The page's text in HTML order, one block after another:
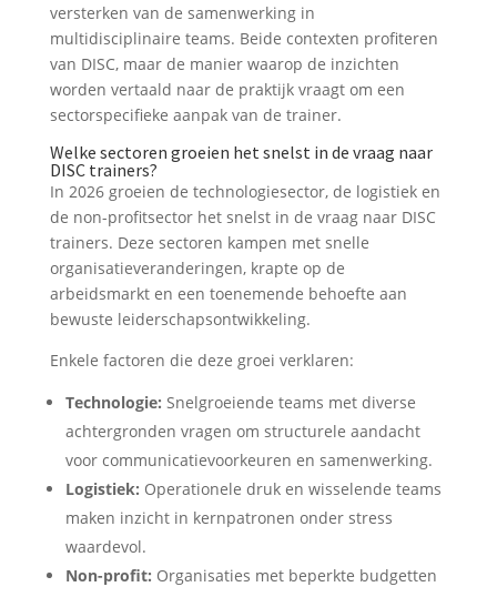
versterken van de samenwerking in
multidisciplinaire teams. Beide contexten profiteren
van DISC, maar de manier waarop de inzichten
worden vertaald naar de praktijk vraagt om een
sectorspecifieke aanpak van de trainer.
Welke sectoren groeien het snelst in de vraag naar
DISC trainers?
In 2026 groeien de technologiesector, de logistiek en
de non-profitsector het snelst in de vraag naar DISC
trainers. Deze sectoren kampen met snelle
organisatieveranderingen, krapte op de
arbeidsmarkt en een toenemende behoefte aan
bewuste leiderschapsontwikkeling.
Enkele factoren die deze groei verklaren:
Technologie: Snelgroeiende teams met diverse
achtergronden vragen om structurele aandacht
voor communicatievoorkeuren en samenwerking.
Logistiek: Operationele druk en wisselende teams
maken inzicht in kernpatronen onder stress
waardevol.
Non-profit: Organisaties met beperkte budgetten